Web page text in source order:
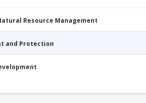
Resource Management
and Protection